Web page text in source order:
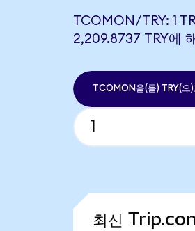
TCOMON/TRY: 1
2,209.8737 TRY에
TCOMON을(를) TRY(으)
최신